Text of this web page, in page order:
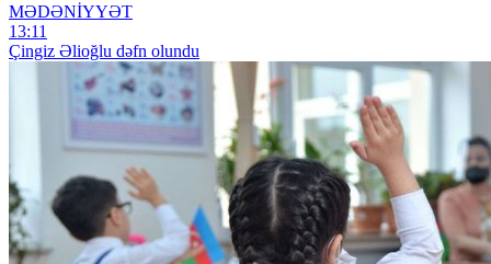
MƏDƏNİYYƏT
13:11
Çingiz Əlioğlu dəfn olundu